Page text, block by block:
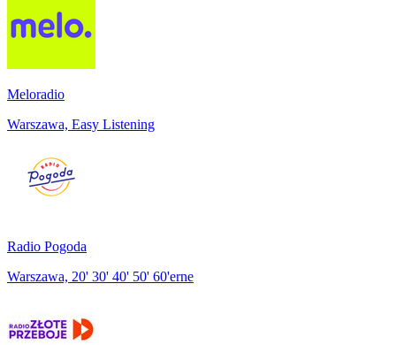
Meloradio
Warszawa, Easy Listening
Radio Pogoda
Warszawa, 20' 30' 40' 50' 60'erne